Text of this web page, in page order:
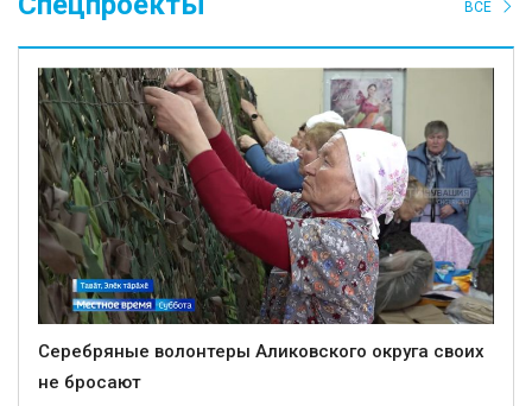
ВСЕ
Серебряные волонтеры Аликовского округа своих
не бросают